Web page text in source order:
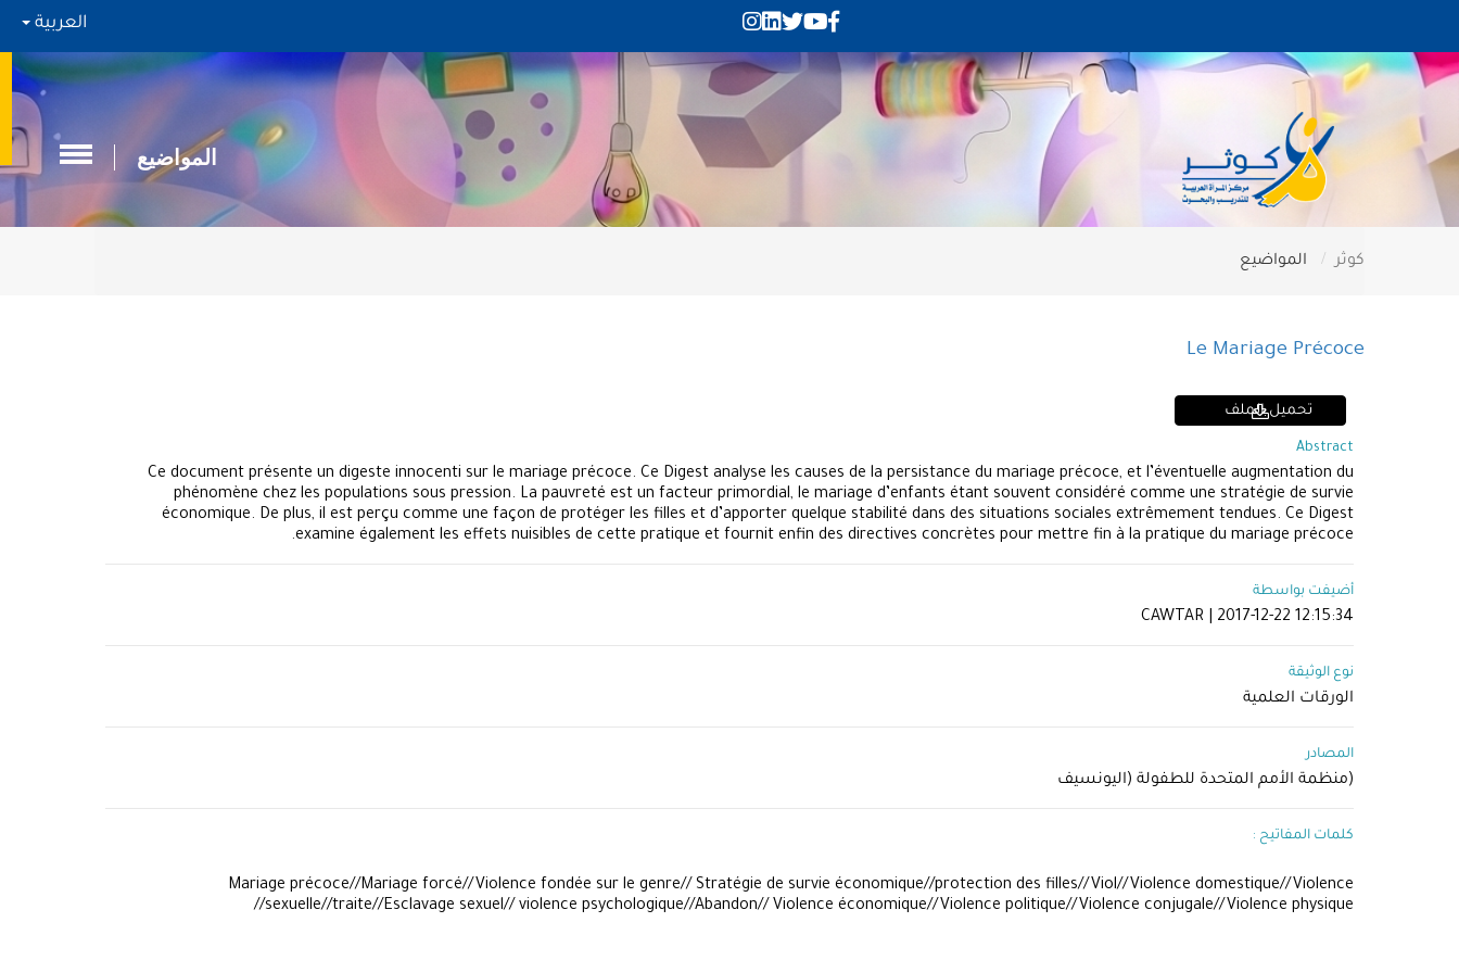
العربية
المواضيع
كوثر المواضيع
Le Mariage Précoce
تحميل الملف
Abstract
Ce document présente un digeste innocenti sur le mariage précoce. Ce Digest analyse les causes de la persistance du mariage précoce, et l’éventuelle augmentation du
phénomène chez les populations sous pression. La pauvreté est un facteur primordial, le mariage d’enfants étant souvent considéré comme une stratégie de survie
économique. De plus, il est perçu comme une façon de protéger les filles et d’apporter quelque stabilité dans des situations sociales extrêmement tendues. Ce Digest
examine également les effets nuisibles de cette pratique et fournit enfin des directives concrètes pour mettre fin à la pratique du mariage précoce.
أضيفت بواسطة
CAWTAR | 2017-12-22 12:15:34
نوع الوثيقة
الورقات العلمية
المصادر
(منظمة الأمم المتحدة للطفولة (اليونسيف
كلمات المفاتيح :
​Mariage précoce//Mariage forcé//Violence fondée sur le genre// Stratégie de survie économique//protection des filles//Viol//Violence domestique//Violence
sexuelle//traite//Esclavage sexuel// violence psychologique//Abandon// Violence économique//Violence politique//Violence conjugale//Violence physique//​